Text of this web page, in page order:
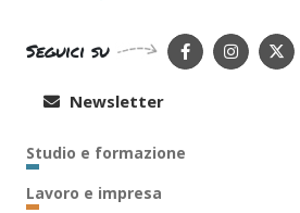
Seguici su
Newsletter
Studio e formazione
Lavoro e impresa